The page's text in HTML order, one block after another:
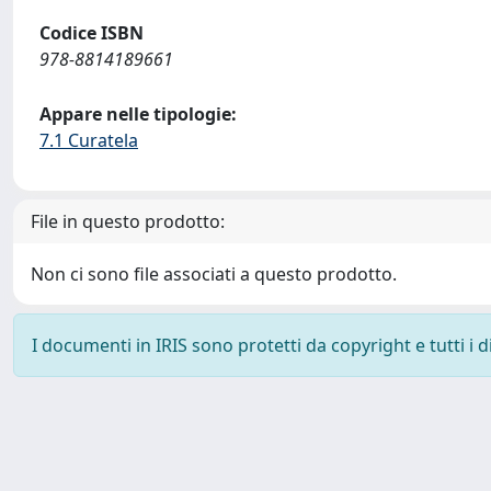
Codice ISBN
978-8814189661
Appare nelle tipologie:
7.1 Curatela
File in questo prodotto:
Non ci sono file associati a questo prodotto.
I documenti in IRIS sono protetti da copyright e tutti i